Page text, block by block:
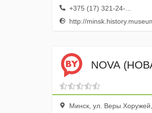
+375 (17) 321-24-...
http://
NOVA
Минск, ул. Веры